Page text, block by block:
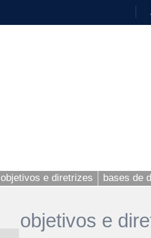
objetivos e diretrizes bases de
objetivos e